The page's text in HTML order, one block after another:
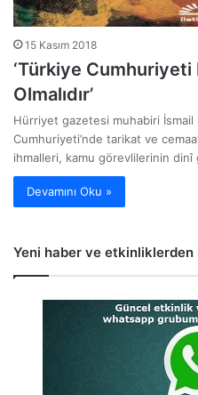
15 Kasım 2018
‘Türkiye
Olmalıdır’
Hürriyet gazetesi muhabiri İsmail
Cumhuriyeti’nde tarikat ve
ihmalleri, kamu görevlilerinin dinî
Devamını Oku »
Yeni haber ve etkinliklerden